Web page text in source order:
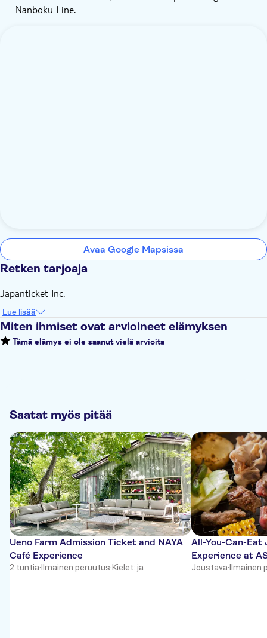
Nanboku Line.
Avaa Google Mapsissa
Retken tarjoaja
Japanticket Inc.
Lue lisää
Miten ihmiset ovat arvioineet elämyksen
Tämä elämys ei ole saanut vielä arvioita
Saatat myös pitää
Ueno Farm Admission Ticket and NAYA
Café Experience
2 tuntia· Ilmainen peruutus·Kielet: ja
All-You-Can-Eat
Experience at
Joustava· Ilmainen